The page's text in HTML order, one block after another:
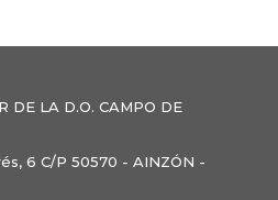
DE LA D.O. CAMPO DE
6 C/P 50570 - AINZÓN -